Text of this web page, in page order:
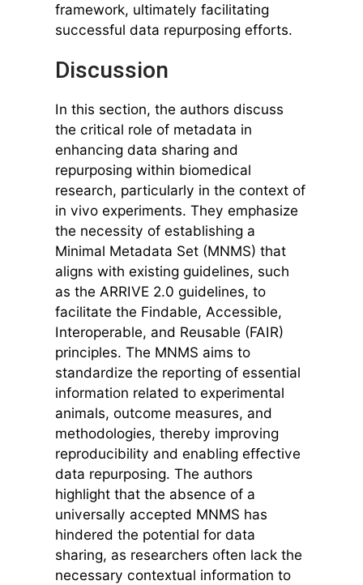
framework, ultimately facilitating
successful data repurposing efforts.
Discussion
In this section, the authors discuss
the critical role of metadata in
enhancing data sharing and
repurposing within biomedical
research, particularly in the context of
in vivo experiments. They emphasize
the necessity of establishing a
Minimal Metadata Set (MNMS) that
aligns with existing guidelines, such
as the ARRIVE 2.0 guidelines, to
facilitate the Findable, Accessible,
Interoperable, and Reusable (FAIR)
principles. The MNMS aims to
standardize the reporting of essential
information related to experimental
animals, outcome measures, and
methodologies, thereby improving
reproducibility and enabling effective
data repurposing. The authors
highlight that the absence of a
universally accepted MNMS has
hindered the potential for data
sharing, as researchers often lack the
necessary contextual information to